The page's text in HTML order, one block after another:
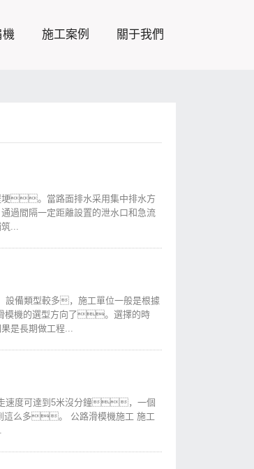
機 施工案例 關于我們
埂。當路面排水采用集中排水方
間隔一定距離設置的泄水口和急流
...
設備類型較多，施工單位一般是根據
模機的選型方向了。選擇的時
是長期做工程...
走速度可達到5米沒分鐘，一個
么多。 公路滑模機施工 施工